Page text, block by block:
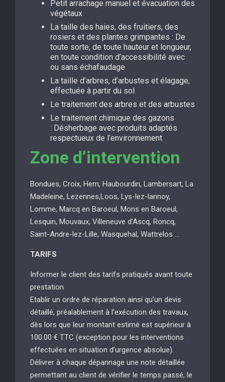
Petit arrachage manuel et évacuation des
végétaux
La taille des haies, des fruitiers, des
rosiers et des plantes grimpantes : De
toute sorte, de toute hauteur et longueur,
en toute condition d’accessibilité avec
ou sans échafaudage
La taille d’arbres, d’arbustes et élagage,
effectuée à partir du sol
Le traitement des arbres et des arbustes
Le traitement chimique des gazons
: Désherbage avec produits adaptés
respectueux de l’environnement
Zone d’intervention
Bondues, Croix, Hem, Haubourdin, Lambersart, La
Madeleine, Lezennes,Loos, Lys-lez-lannoy,
Lomme, Marcq en Baroeul, Mons en Baroeul,
Lesquin, Mouvaux, Villeneuve d’Ascq, Roncq,
Saint-Andre-lez-Lille, Wasquehal, Wattrelos …
TARIFS
Informer le client des tarifs pratiqués avant toute
prestation
Etablir un ordre de réparation ainsi qu’un devis
détaillé, préalablement à l’exécution des travaux,
dès lors que leur montant estimé est supérieur à
100.00 € TTC (exception pour les interventions
effectuées en situation d’urgence absolue).
Délivrer à chaque dépannage une note détaillée
permettant au client de vérifier le temps passé, le